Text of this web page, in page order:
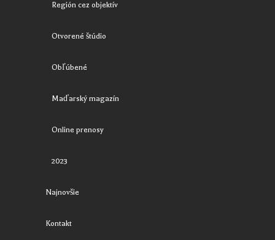
Región cez objektív
Otvorené štúdio
Obľúbené
Maďarský magazín
Online prenosy
2023
Najnovšie
Kontakt